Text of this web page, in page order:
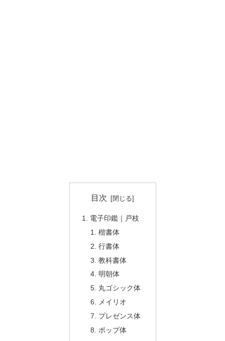
目次
電子印鑑｜戸枝
楷書体
行書体
教科書体
明朝体
丸ゴシック体
メイリオ
プレゼンス体
ポップ体